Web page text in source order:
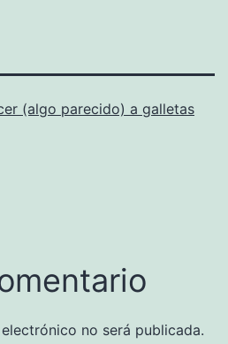
(algo parecido) a galletas
no será publicada.